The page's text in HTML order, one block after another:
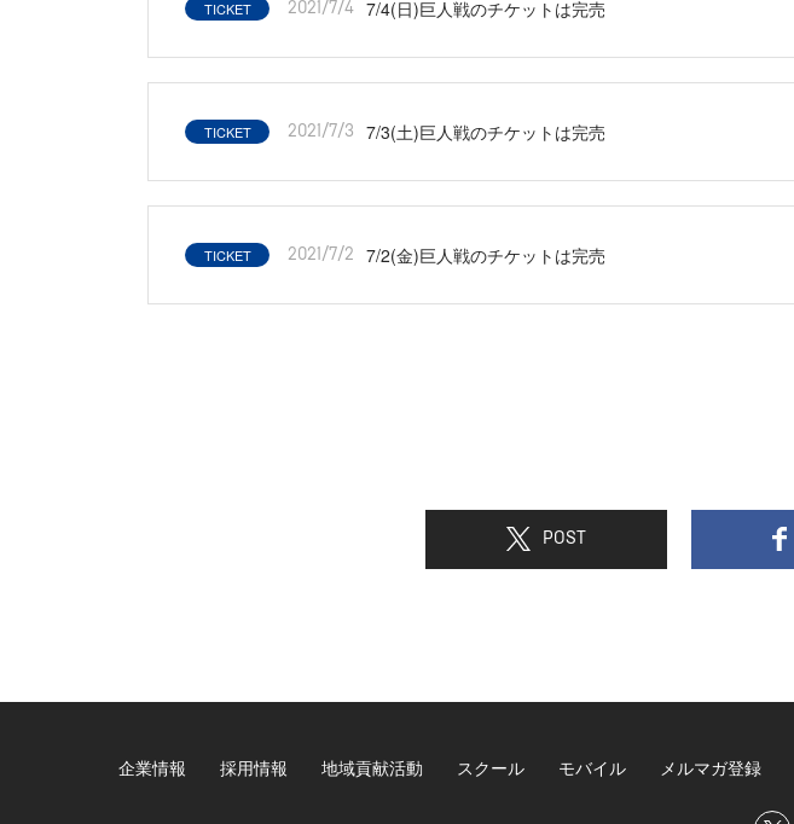
TICKET 2021/7/4 7/4(日)巨人戦のチケットは完売
TICKET 2021/7/3 7/3(土)巨人戦のチケットは完売
TICKET 2021/7/2 7/2(金)巨人戦のチケットは完売
POST
企業情報 採用情報 地域貢献活動 スクール モバイル メルマガ登録